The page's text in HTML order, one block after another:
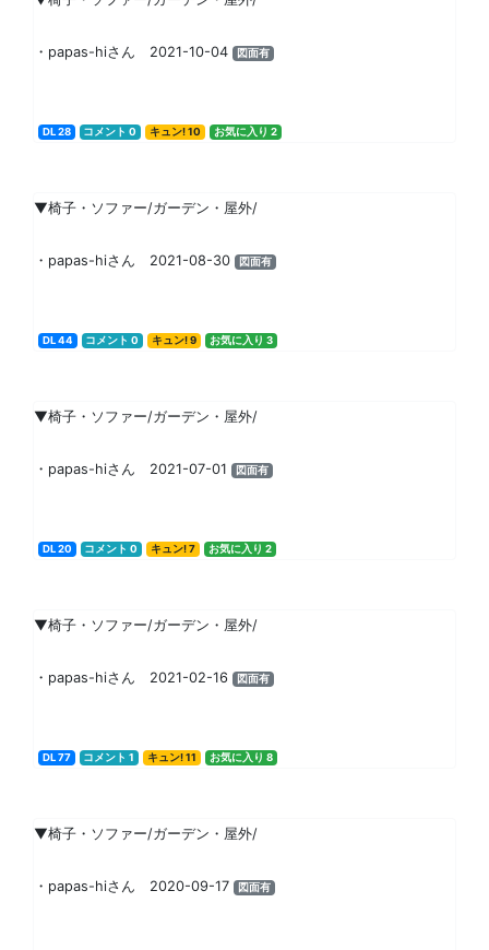
・papas-hiさん 2021-10-04 図面有
DL 28 コメント 0 キュン! 10 お気に入り 2
▼椅子・ソファー/ガーデン・屋外/
・papas-hiさん 2021-08-30 図面有
DL 44 コメント 0 キュン! 9 お気に入り 3
▼椅子・ソファー/ガーデン・屋外/
・papas-hiさん 2021-07-01 図面有
DL 20 コメント 0 キュン! 7 お気に入り 2
▼椅子・ソファー/ガーデン・屋外/
・papas-hiさん 2021-02-16 図面有
DL 77 コメント 1 キュン! 11 お気に入り 8
▼椅子・ソファー/ガーデン・屋外/
・papas-hiさん 2020-09-17 図面有